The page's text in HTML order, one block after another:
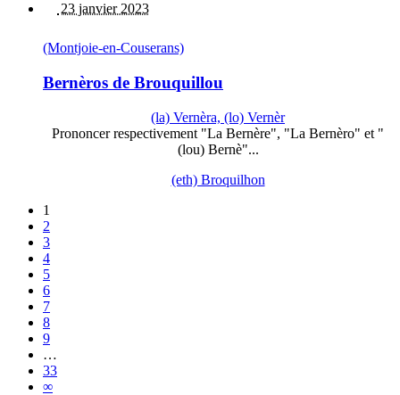
23 janvier 2023
(Montjoie-en-Couserans)
Bernèros de Brouquillou
(la) Vernèra, (lo) Vernèr
Prononcer respectivement "La Bernère", "La Bernèro" et "
(lou) Bernè"...
(eth) Broquilhon
1
2
3
4
5
6
7
8
9
…
33
∞